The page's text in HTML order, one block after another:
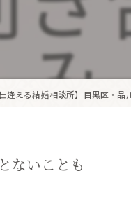
逢える結婚相談所】目黒区・
ないことも